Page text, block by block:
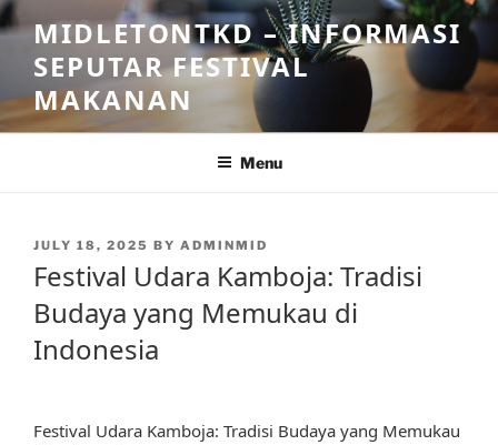
Skip
to
content
MIDLETONTKD – INFORMASI
SEPUTAR FESTIVAL
MAKANAN
Menu
POSTED
JULY 18, 2025 BY ADMINMID
Festival Udara Kamboja: Tradisi
Budaya yang Memukau di
Indonesia
Festival Udara Kamboja: Tradisi Budaya yang Memukau